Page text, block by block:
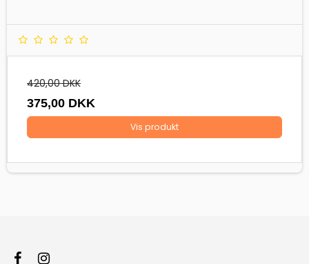
420,00 DKK
375,00 DKK
Vis produkt